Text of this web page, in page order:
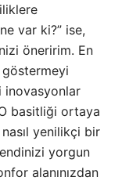
var ki?” ise,
öneririm. En
göstermeyi
inovasyonlar
O basitliği ortaya
yenilikçi bir
yorgun
alanınızdan